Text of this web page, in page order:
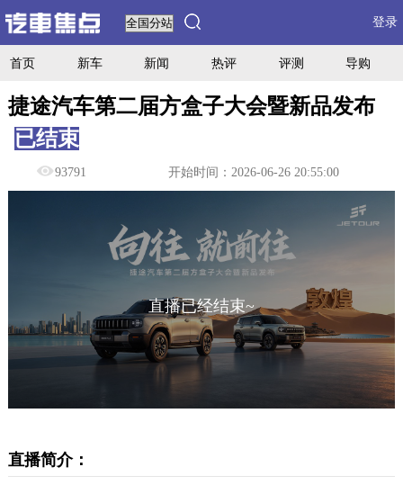
登录
首页 新车 新闻 热评 评测 导购
捷途汽车第二届方盒子大会暨新品发布
已结束
93791 开始时间：2026-06-26 20:55:00
直播已经结束~
直播简介：